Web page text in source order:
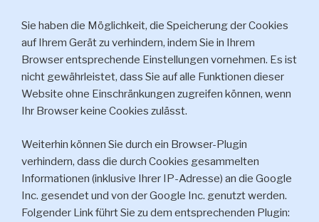
Sie haben die Möglichkeit, die Speicherung der Cookies
auf Ihrem Gerät zu verhindern, indem Sie in Ihrem
Browser entsprechende Einstellungen vornehmen. Es ist
nicht gewährleistet, dass Sie auf alle Funktionen dieser
Website ohne Einschränkungen zugreifen können, wenn
Ihr Browser keine Cookies zulässt.
Weiterhin können Sie durch ein Browser-Plugin
verhindern, dass die durch Cookies gesammelten
Informationen (inklusive Ihrer IP-Adresse) an die Google
Inc. gesendet und von der Google Inc. genutzt werden.
Folgender Link führt Sie zu dem entsprechenden Plugin: